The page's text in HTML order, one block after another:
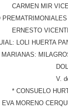
MIR
LOLI HUERTA
MORENO